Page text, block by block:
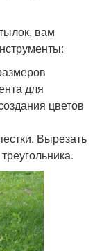
вам
для
цветов
Вырезать